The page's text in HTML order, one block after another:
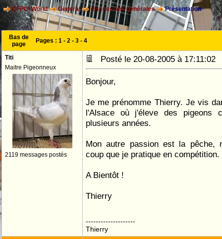
CFPOI World General discussions générales Présentation
Bas de
page
Pages : 1 - 2 - 3 - 4
Titi
Maitre Pigeonneux
2119 messages postés
Posté le 20-08-2005 à
Bonjour,
Je me prénomme Thierry. Je vis
l'Alsace où j'éleve des pigeons
plusieurs années.
Mon autre passion est la pêche,
coup que je pratique en compétition.
A Bientôt !
Thierry
--------------------
Thierry